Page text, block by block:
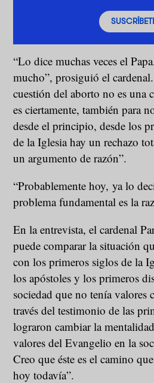
“Lo dice muchas veces el
mucho”, prosiguió el
cuestión del aborto no es una
es ciertamente, también para
desde el principio, desde los
de la Iglesia hay un rechazo
un argumento de razón”.
“Probablemente hoy, ya lo
problema fundamental es la
En la entrevista, el cardenal
puede comparar la situación
con los primeros siglos de la
los apóstoles y los primeros
sociedad que no tenía valores
través del testimonio de las
lograron cambiar la
valores del Evangelio en la
Creo que éste es el camino
hoy todavía”.